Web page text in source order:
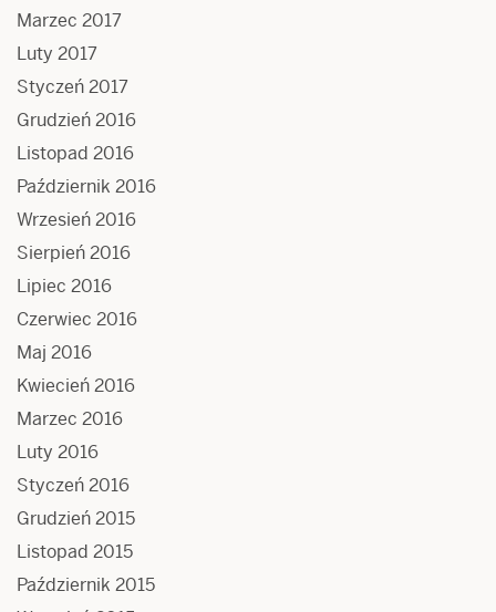
Marzec 2017
Luty 2017
Styczeń 2017
Grudzień 2016
Listopad 2016
Październik 2016
Wrzesień 2016
Sierpień 2016
Lipiec 2016
Czerwiec 2016
Maj 2016
Kwiecień 2016
Marzec 2016
Luty 2016
Styczeń 2016
Grudzień 2015
Listopad 2015
Październik 2015